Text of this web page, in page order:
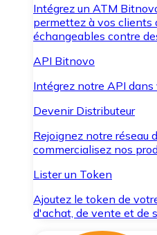
Intégrez un ATM
permettez à vos clients
échangeables contre
API Bitnovo
Intégrez notre API
Devenir Distributeur
Rejoignez notre réseau
commercialisez nos
Lister un Token
Ajoutez le token de
d'achat, de vente et de